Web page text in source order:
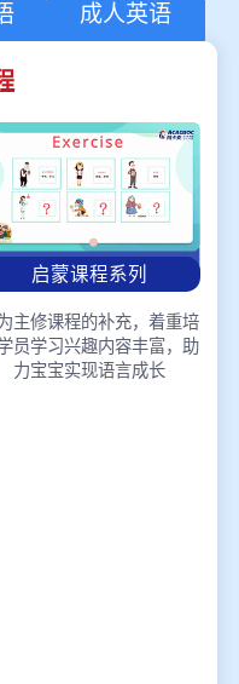
成人英语
启蒙课程系列
主修课程的补充，着重培
员学习兴趣内容丰富，助
力宝宝实现语言成长